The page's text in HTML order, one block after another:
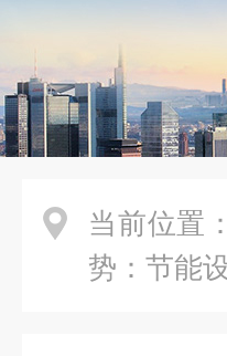
当前位置：
势：节能